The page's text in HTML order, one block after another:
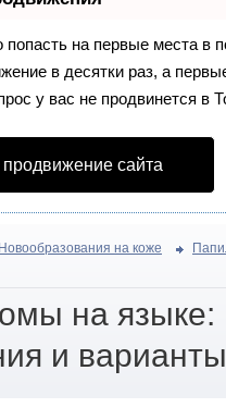
на первые места в
в десятки раз, а
у вас не продвинется в
продвижение сайта
Новообразования на коже
на языке:
и